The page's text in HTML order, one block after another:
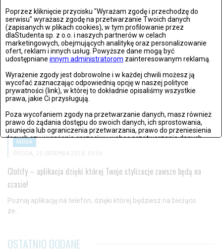
Poprzez kliknięcie przycisku "Wyrażam zgodę i przechodzę do
serwisu" wyrażasz zgodę na przetwarzanie Twoich danych
(zapisanych w plikach cookies), w tym profilowanie przez
dlaStudenta sp. z o.o. i naszych partnerów w celach
marketingowych, obejmujących analitykę oraz personalizowanie
ofert, reklam i innych usług. Powyższe dane mogą być
udostępniane innym administratorom zainteresowanym reklamą.
Wyrażenie zgody jest dobrowolne i w każdej chwili możesz ją
wycofać zaznaczając odpowiednią opcję w naszej polityce
prywatności (link), w której to dokładnie opisaliśmy wszystkie
prawa, jakie Ci przysługują.
Poza wycofaniem zgody na przetwarzanie danych, masz również
prawo do żądania dostępu do swoich danych, ich sprostowania,
usunięcia lub ograniczenia przetwarzania, prawo do przeniesienia
danych czy wyrażenia sprzeciwu wobec przetwarzania danych.
Jeżeli nie chcesz wyrazić zgody na przetwarzanie plików cookies,
MODA
ŚRODA, 29 SIERPNIA 2018, 09:56
Clotify – aplikacja dzięki której Twoje stylizacje zawsze będą na
czasie!
Poznaj aplikację na telefon, dzięki której będziesz na bieżąco
ze...
OSTATNIO DODANE